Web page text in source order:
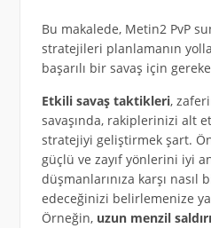
Bu makalede, Metin2 PvP
stratejileri planlamanın
başarılı bir savaş için
Etkili savaş taktikleri,
savaşında, rakiplerinizi alt
stratejiyi geliştirmek şart.
güçlü ve zayıf yönlerini iyi
düşmanlarınıza karşı nasıl
edeceğinizi belirlemenize
Örneğin, uzun menzil